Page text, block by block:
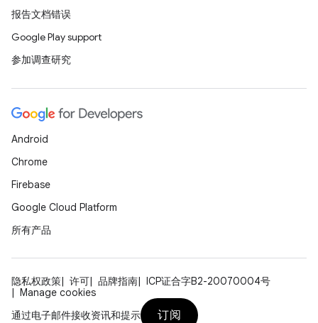
报告文档错误
Google Play support
参加调查研究
Android
Chrome
Firebase
Google Cloud Platform
所有产品
隐私权政策 许可 品牌指南
ICP证合字B2-20070004号
Manage cookies
通过电子邮件接收资讯和提示
订阅